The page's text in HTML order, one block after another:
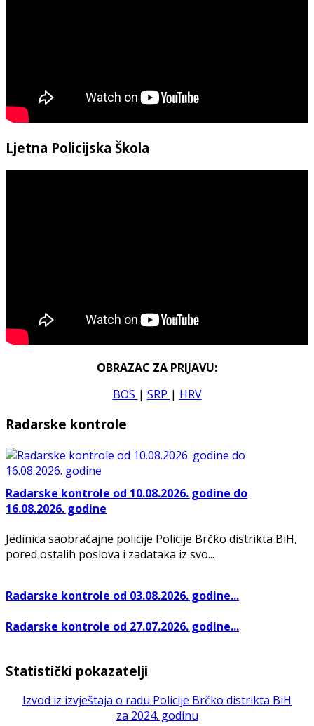
Ljetna Policijska Škola
OBRAZAC ZA PRIJAVU:
BOS | SRP | HRV
Radarske kontrole
Radarske kontrole od 10.08.2026. godine do
16.08.2026. godine
Jedinica saobraćajne policije Policije Brčko distrikta BiH,
pored ostalih poslova i zadataka iz svo...
Radarske kontrole od 03.08.2026. godine...
Radarske kontrole od 27.07.2026. godine...
Statistički pokazatelji
Izvod iz izvještaja o radu Policije Brčko distrikta BiH
za 2024. godinu